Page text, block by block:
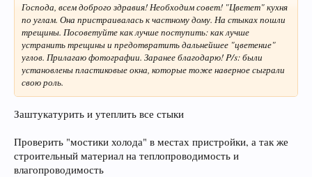
Господа, всем доброго здравия! Необходим совет! "Цветет" кухня
по углам. Она пристраивалась к частному дому. На стыках пошли
трещины. Посоветуйте как лучше поступить: как лучше
устранить трещины и предотвратить дальнейшее "цветение"
углов. Прилагаю фотографии. Заранее благодарю! P/s: были
установлены пластиковые окна, которые тоже наверное сыграли
свою роль.
Заштукатурить и утеплить все стыки
Проверить "мостики холода" в местах пристройки, а так же
строительный материал на теплопроводимость и
влагопроводимость